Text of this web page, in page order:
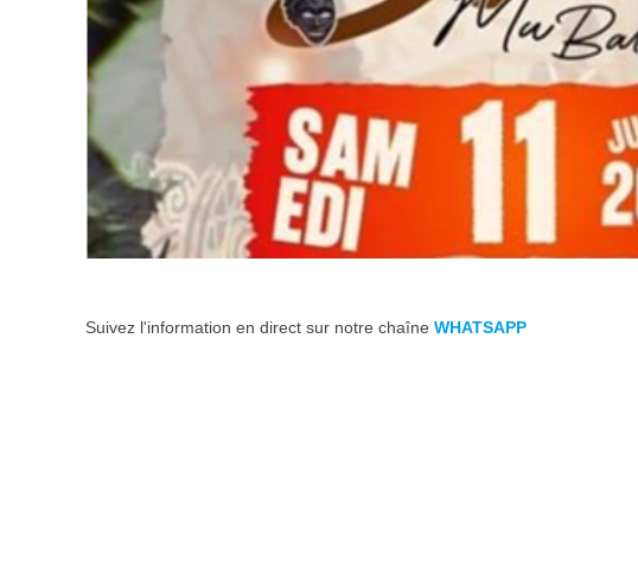
Suivez l'information en direct sur notre chaîne WHATSAPP